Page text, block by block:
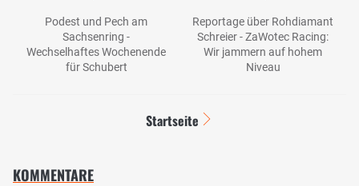
Podest und Pech am
Sachsenring -
Wechselhaftes Wochenende
für Schubert
Reportage über Rohdiamant
Schreier - ZaWotec Racing:
Wir jammern auf hohem
Niveau
Startseite
KOMMENTARE